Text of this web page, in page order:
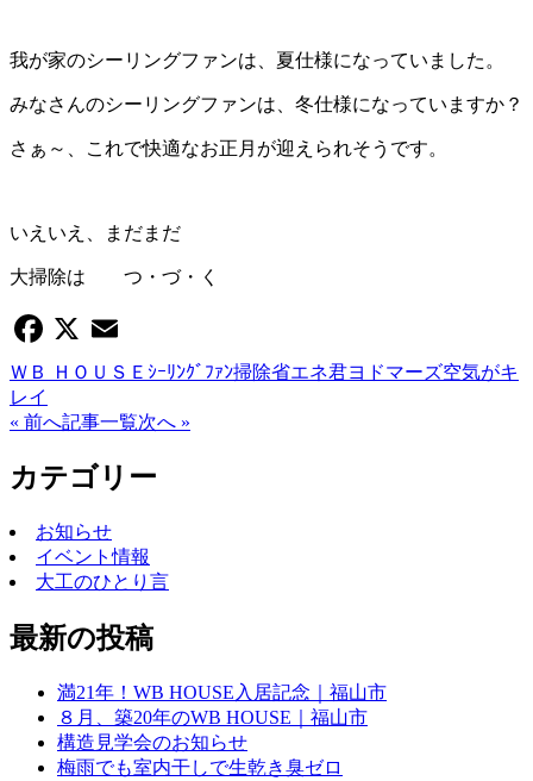
我が家のシーリングファンは、夏仕様になっていました。
みなさんのシーリングファンは、冬仕様になっていますか？
さぁ～、これで快適なお正月が迎えられそうです。
いえいえ、まだまだ
大掃除は つ・づ・く
Facebook
X Email
ＷＢ ＨＯＵＳＥ ｼｰﾘﾝｸﾞﾌｧﾝ掃除省エネ君ヨドマーズ空気がキ
レイ
« 前へ記事一覧次へ »
カテゴリー
お知らせ
イベント情報
大工のひとり言
最新の投稿
満21年！WB HOUSE入居記念｜福山市
８月、築20年のWB HOUSE｜福山市
構造見学会のお知らせ
梅雨でも室内干しで生乾き臭ゼロ